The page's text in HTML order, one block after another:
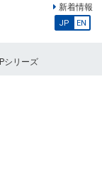
新着情報
JP EN
シリーズ